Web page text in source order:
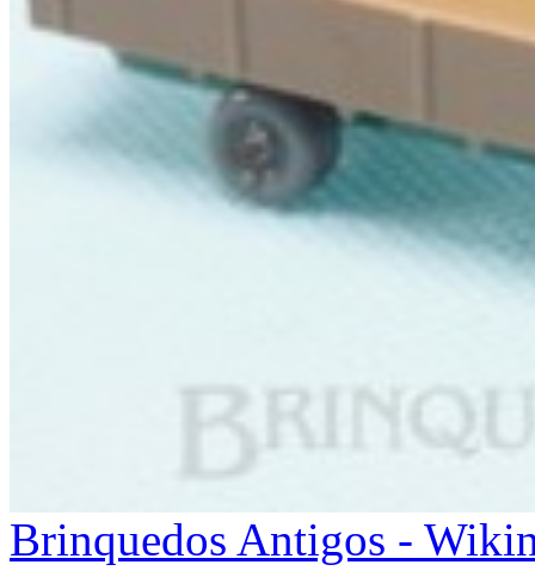
Brinquedos Antigos -